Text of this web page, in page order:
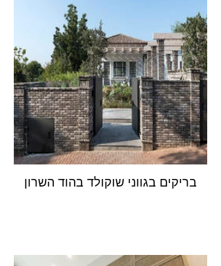
בריקים בגווני שוקולד בהוד השרון